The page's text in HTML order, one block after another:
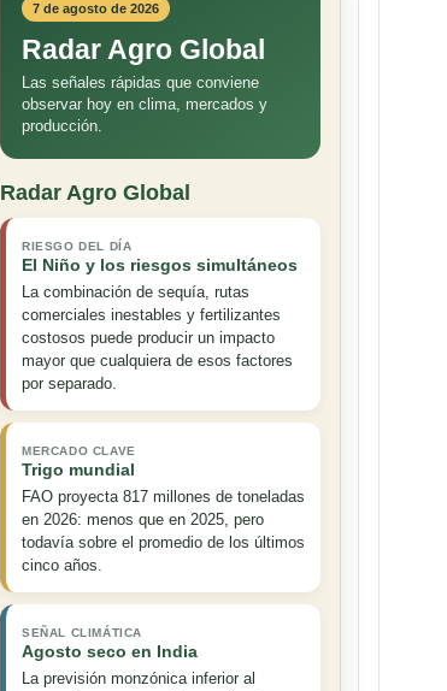
7 de agosto de 2026
Radar Agro Global
Las señales rápidas que conviene
observar hoy en clima, mercados y
producción.
Radar Agro Global
RIESGO DEL DÍA
El Niño y los riesgos simultáneos
La combinación de sequía, rutas
comerciales inestables y fertilizantes
costosos puede producir un impacto
mayor que cualquiera de esos factores
por separado.
MERCADO CLAVE
Trigo mundial
FAO proyecta 817 millones de toneladas
en 2026: menos que en 2025, pero
todavía sobre el promedio de los últimos
cinco años.
SEÑAL CLIMÁTICA
Agosto seco en India
La previsión monzónica inferior al